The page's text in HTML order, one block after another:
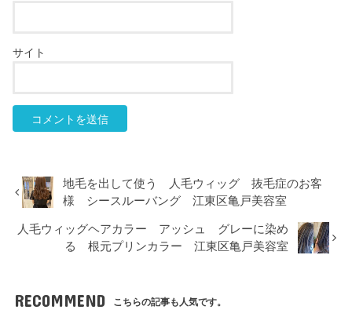
サイト
地毛を出して使う 人毛ウィッグ 抜毛症のお客
様 シースルーバング 江東区亀戸美容室
人毛ウィッグヘアカラー アッシュ グレーに染め
る 根元プリンカラー 江東区亀戸美容室
RECOMMEND こちらの記事も人気です。